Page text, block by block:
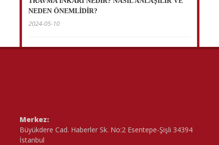
NEDEN ÖNEMLİDİR?
2024-05-10
Merkez:
Büyükdere Cad. Haberler Sk. No:2 Esentepe-Şişli 34394
İstanbul